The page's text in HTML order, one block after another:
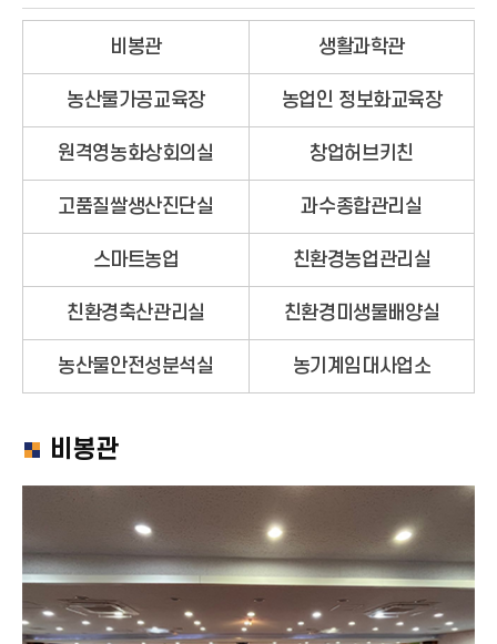
비봉관 생활과학관
농산물가공교육장 농업인 정보화교육장
원격영농화상회의실 창업허브키친
고품질쌀생산진단실 과수종합관리실
스마트농업 친환경농업관리실
친환경축산관리실 친환경미생물배양실
농산물안전성분석실 농기계임대사업소
비봉관